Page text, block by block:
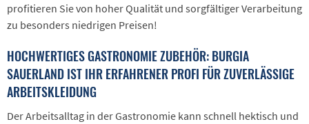
profitieren Sie von hoher Qualität und sorgfältiger Verarbeitung
zu besonders niedrigen Preisen!
HOCHWERTIGES GASTRONOMIE ZUBEHÖR: BURGIA
SAUERLAND IST IHR ERFAHRENER PROFI FÜR ZUVERLÄSSIGE
ARBEITSKLEIDUNG
Der Arbeitsalltag in der Gastronomie kann schnell hektisch und